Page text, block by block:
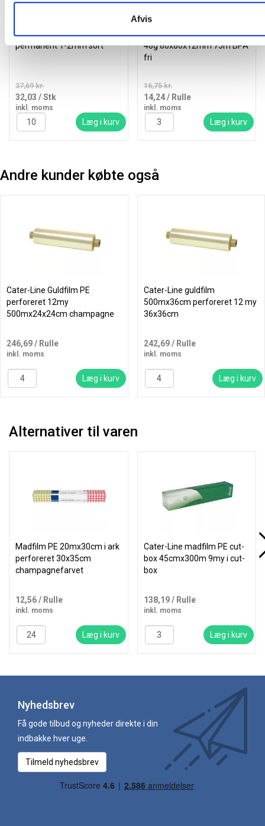
Afvis
Edding 751 Paint-marker
permanent 1-2mm sort
37,69 kr.
32,03 / Stk
inkl. moms
Læg i kurv
Termorulle 55080-70000
48g 80x80x12mm 75m BPA
fri
16,75 kr.
14,24/ Rulle
inkl. moms
Læg i kurv
Andre kunder købte også
Cater-Line Guldfilm PE
perforeret 12my
500mx24x24cm champagne
246,69/ Rulle
inkl. moms
Læg i kurv
Cater-Line guldfilm
500mx36cm perforeret 12 my
36x36cm
242,69/ Rulle
inkl. moms
Læg i kurv
Alternativer til varen
Madfilm PE 20mx30cm i ark
perforeret 30x35cm
champagnefarvet
12,56/ Rulle
inkl. moms
Læg i kurv
Cater-Line madfilm PE cut-
box 45cmx300m 9my i cut-
box
138,19/ Rulle
inkl. moms
Læg i kurv
Nyhedsbrev
Få gode tilbud og nyheder direkte i din
indbakke hver uge.
Tilmeld nyhedsbrev